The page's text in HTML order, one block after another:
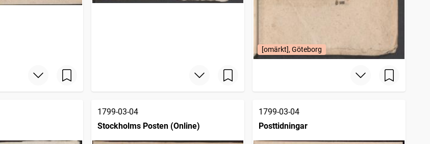
[omärkt], Göteborg
1799-03-04
Stockholms Posten (Online)
1799-03-04
Posttidningar